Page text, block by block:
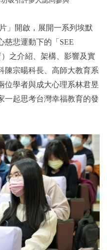
」開啟，展開一系列埃默
慈悲運動下的「SEE
之介紹、架構、影響及實
陳宗暘科長、高師大教育系
位學者與成大心理系林君昱
一起思考台灣幸福教育的發